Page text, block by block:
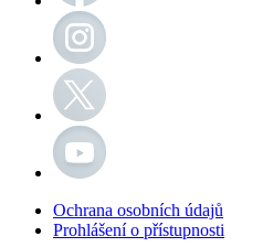
Ochrana osobních údajů
Prohlášení o přístupnosti